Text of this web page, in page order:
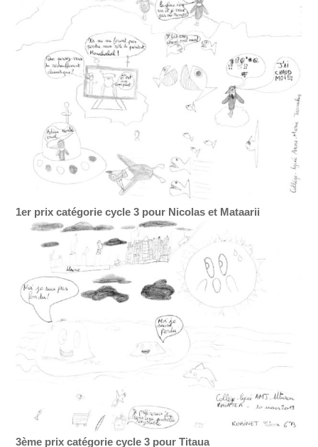
1er prix catégorie cycle 3 pour Nicolas et Mataarii
3ème prix catégorie cycle 3 pour Titaua